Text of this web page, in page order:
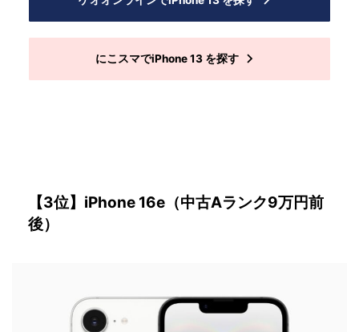
にこスマでiPhone 13 を探す
【3位】iPhone 16e（中古Aランク9万円前
後）